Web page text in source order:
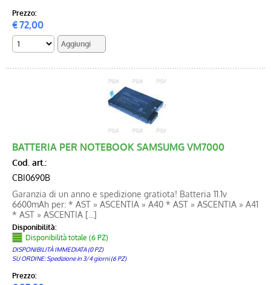
Prezzo:
€72,00
BATTERIA PER NOTEBOOK SAMSUMG VM7000
Cod. art.:
CBI0690B
Garanzia di un anno e spedizione gratiota! Batteria 11.1v
6600mAh per: * AST » ASCENTIA » A40 * AST » ASCENTIA » A41
* AST » ASCENTIA [...]
Disponibilità:
Disponibilità totale (6 PZ)
DISPONIBILITÀ IMMEDIATA (0 PZ)
SU ORDINE: Spedizione in 3/4 giorni (6 PZ)
Prezzo: